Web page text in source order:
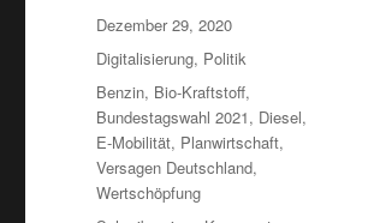
Veröffentlicht
am
Dezember 29, 2020
Kategorien
Digitalisierung, Politik
Schlagwörter
Benzin, Bio-Kraftstoff,
Bundestagswahl 2021, Diesel,
E-Mobilität, Planwirtschaft,
Versagen Deutschland,
Wertschöpfung